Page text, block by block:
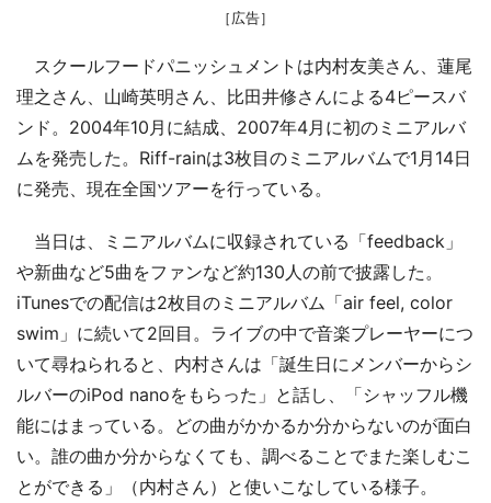
［広告］
スクールフードパニッシュメントは内村友美さん、蓮尾
理之さん、山崎英明さん、比田井修さんによる4ピースバ
ンド。2004年10月に結成、2007年4月に初のミニアルバ
ムを発売した。Riff-rainは3枚目のミニアルバムで1月14日
に発売、現在全国ツアーを行っている。
当日は、ミニアルバムに収録されている「feedback」
や新曲など5曲をファンなど約130人の前で披露した。
iTunesでの配信は2枚目のミニアルバム「air feel, color
swim」に続いて2回目。ライブの中で音楽プレーヤーにつ
いて尋ねられると、内村さんは「誕生日にメンバーからシ
ルバーのiPod nanoをもらった」と話し、「シャッフル機
能にはまっている。どの曲がかかるか分からないのが面白
い。誰の曲か分からなくても、調べることでまた楽しむこ
とができる」（内村さん）と使いこなしている様子。